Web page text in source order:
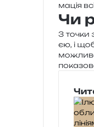
ма­ція
Чи
З точки
єю, і